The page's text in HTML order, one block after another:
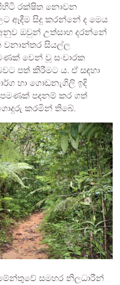
රක්ෂිත නොවන
ඈදීම සිදු කරන්නේ ද මෙය
ඔවුන් උත්සාහ දරන්නේ
වනාන්තර සියල්ල
වෙන් වූ සංචාරක
පත් කිරීමට ය. ඒ සඳහා
හා ගොඩනැගිලි ඉදි
පමණක් පදනම් කර ගත්
කරමින් තිබේ.
සමහර නිලධාරීන්